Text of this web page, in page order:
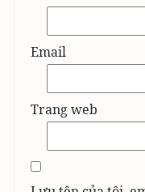
Email
Trang web